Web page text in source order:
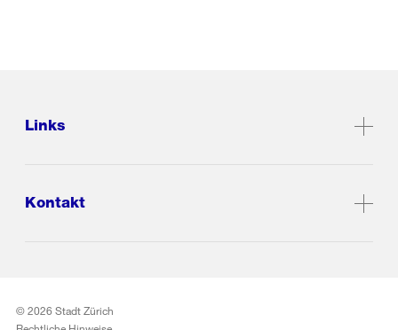
Links
Kontakt
© 2026 Stadt Zürich